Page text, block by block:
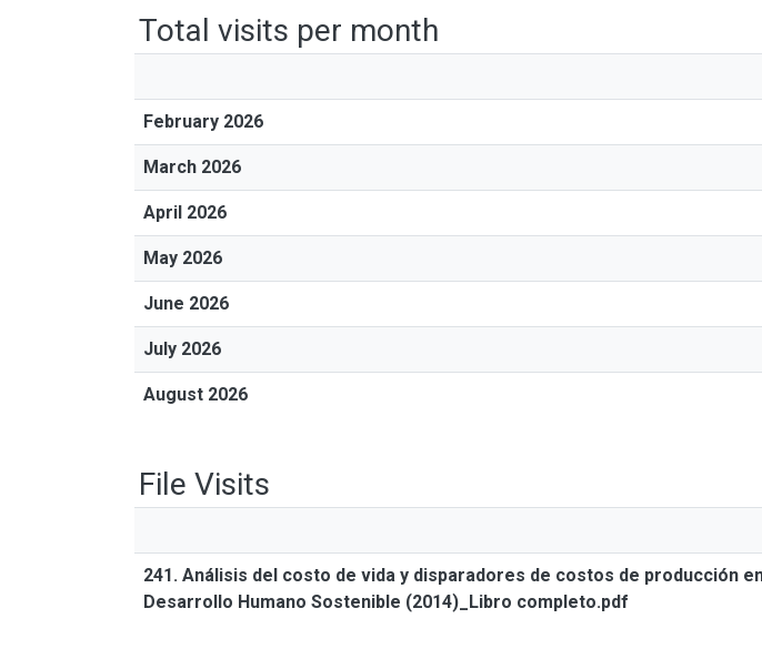
Total visits per month
February 2026
March 2026
April 2026
May 2026
June 2026
July 2026
August 2026
File Visits
241. Análisis del costo de vida y disparadores de costos de producción
Desarrollo Humano Sostenible (2014)_Libro completo.pdf